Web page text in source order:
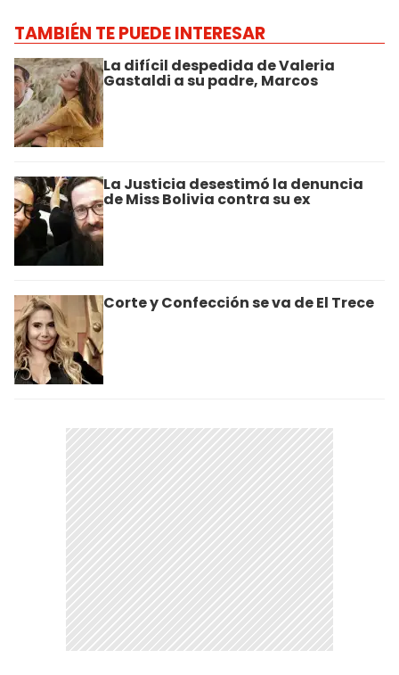
TAMBIÉN TE PUEDE INTERESAR
La difícil despedida de Valeria
Gastaldi a su padre, Marcos
La Justicia desestimó la denuncia
de Miss Bolivia contra su ex
Corte y Confección se va de El Trece